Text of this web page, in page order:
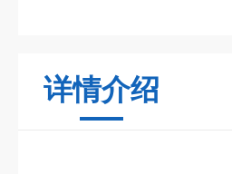
详情介绍